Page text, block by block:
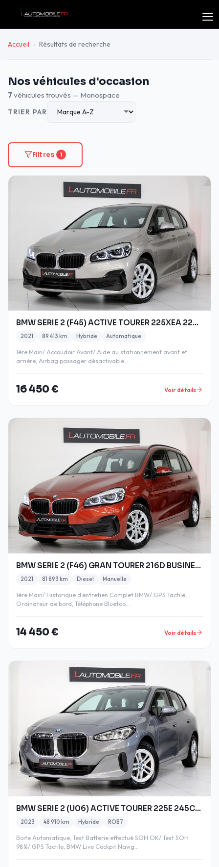
Accueil › Résultats de recherche
Nos véhicules d'occasion
7 véhicules trouvés — Monospace
TRIER PAR
Filtres 1
BMW SERIE 2 (F45) ACTIVE TOURER 225XEA 224CH BUSIN
2021 89 413 km Hybride Automatique
1ère Main/ Accoudoir Avant/ Aide au stationnement avant et
arrière, Airbag passager désactivable,…
16 450 € Voir détails
BMW SERIE 2 (F46) GRAN TOURER 216D BUSINESS DESIGN
2021 81 893 km Diesel Manuelle
1ère Main/ Historique d'entretien Complet BMW/ GPS Tactile,
Ordinateur de bord, Téléphone Bluetoo…
14 450 € Voir détails
BMW SERIE 2 (U06) ACTIVE TOURER 225E 245CH XDRIVE
2023 48 910 km Hybride ROB7
Boite Automatique, Test Batterie effectué SOH OK/ Test SOH
98%/ GPS Tactile, BMW Live Cockpit Navig…